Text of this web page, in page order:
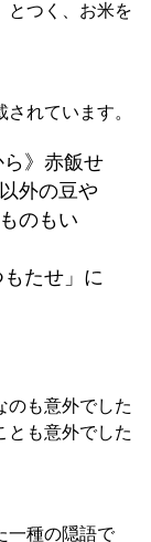
とつく、お米を
れています。
》赤飯せ
外の豆や
のもい
たせ」に
のも意外でした
とも意外でした
一種の隠語で